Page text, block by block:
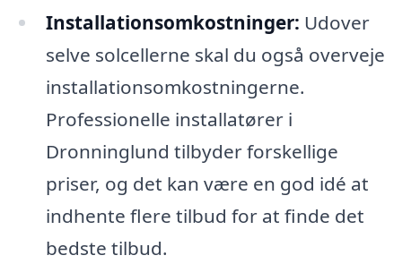
Installationsomkostninger: Udover
selve solcellerne skal du også overveje
installationsomkostningerne.
Professionelle installatører i
Dronninglund tilbyder forskellige
priser, og det kan være en god idé at
indhente flere tilbud for at finde det
bedste tilbud.